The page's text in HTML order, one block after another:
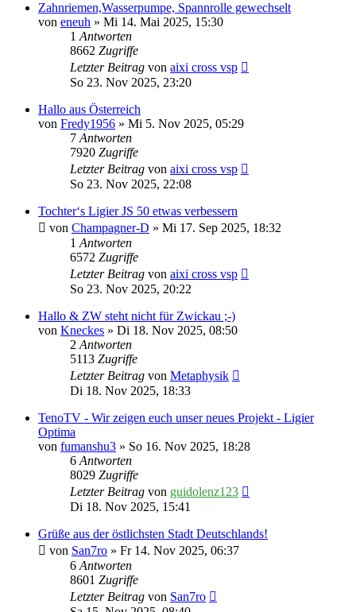
Zahnriemen,Wasserpumpe, Spannrolle gewechselt
von eneuh » Mi 14. Mai 2025, 15:30
1Antworten
8662 Zugriffe
Letzter Beitrag von aixi cross vsp
So 23. Nov 2025, 23:20
Hallo aus Österreich
von Fredy1956 » Mi 5. Nov 2025, 05:29
7Antworten
7920 Zugriffe
Letzter Beitrag von aixi cross vsp
So 23. Nov 2025, 22:08
Tochter‘s Ligier JS 50 etwas verbessern
von Champagner-D » Mi 17. Sep 2025, 18:32
1Antworten
6572 Zugriffe
Letzter Beitrag von aixi cross vsp
So 23. Nov 2025, 20:22
Hallo & ZW steht nicht für Zwickau ;-)
von Kneckes » Di 18. Nov 2025, 08:50
2Antworten
5113 Zugriffe
Letzter Beitrag von Metaphysik
Di 18. Nov 2025, 18:33
TenoTV - Wir zeigen euch unser neues Projekt - Ligier
Optima
von fumanshu3 » So 16. Nov 2025, 18:28
6Antworten
8029 Zugriffe
Letzter Beitrag von guidolenz123
Di 18. Nov 2025, 15:41
Grüße aus der östlichsten Stadt Deutschlands!
von San7ro » Fr 14. Nov 2025, 06:37
6Antworten
8601 Zugriffe
Letzter Beitrag von San7ro